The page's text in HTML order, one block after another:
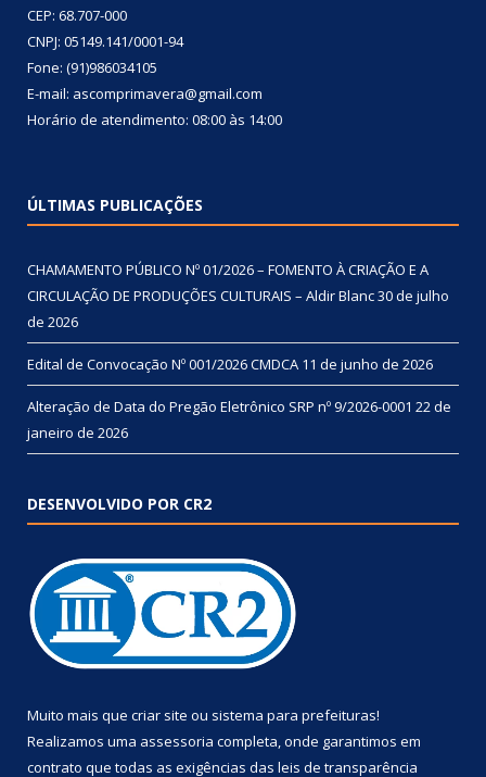
CEP: 68.707-000
CNPJ: 05149.141/0001-94
Fone: (91)986034105
E-mail: ascomprimavera@gmail.com
Horário de atendimento: 08:00 às 14:00
ÚLTIMAS PUBLICAÇÕES
CHAMAMENTO PÚBLICO Nº 01/2026 – FOMENTO À CRIAÇÃO E A
CIRCULAÇÃO DE PRODUÇÕES CULTURAIS – Aldir Blanc30 de julho
de 2026
Edital de Convocação Nº 001/2026 CMDCA 11 de junho de 2026
Alteração de Data do Pregão Eletrônico SRP nº 9/2026-0001 22 de
janeiro de 2026
DESENVOLVIDO POR CR2
Muito mais que criar site ou sistema para prefeituras!
Realizamos uma assessoria completa, onde garantimos em
contrato que todas as exigências das leis de transparência